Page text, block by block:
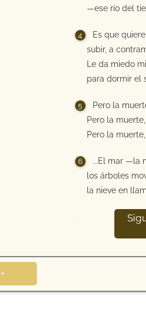
—ese río del
Es que
subir, a
Le da miedo
para dormir el
Pero la
Pero la
Pero la
...El mar —la
los árboles
la nieve en